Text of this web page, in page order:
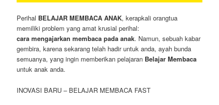
Perihal BELAJAR MEMBACA ANAK, kerapkali orangtua
memiliki problem yang amat krusial perihal:
cara mengajarkan membaca pada anak. Namun, sebuah kabar
gembira, karena sekarang telah hadir untuk anda, ayah bunda
semuanya, yang ingin memberikan pelajaran Belajar Membaca
untuk anak anda.
INOVASI BARU – BELAJAR MEMBACA FAST